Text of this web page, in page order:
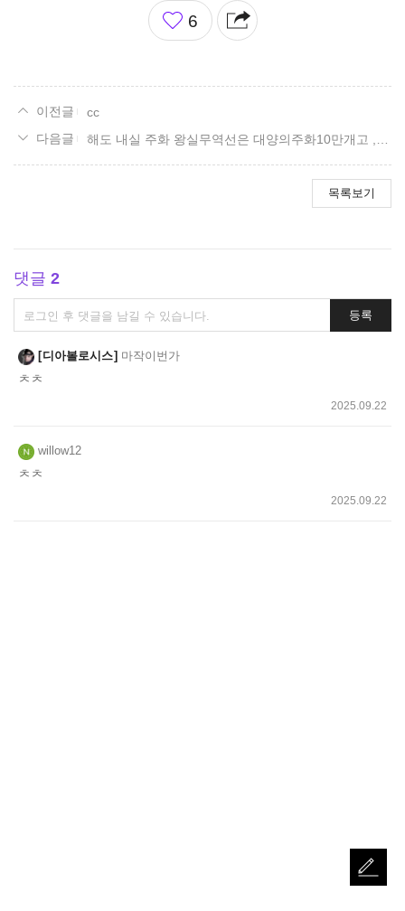
좋
아
6
cc
해도 내실 주화 왕실무역선은 대양의주화10만개고 , 5번째해도는 대양의주화1만개맞나요 ?
목록보기
댓글 2
댓
글
쓰
기
등록
디아볼로시스 마작이번가
ㅊㅊ
2025.09.22
willow12
ㅊㅊ
2025.09.22